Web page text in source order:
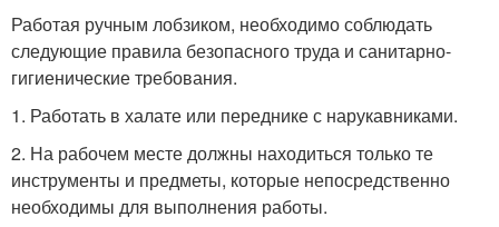
Работая ручным лобзиком, необходимо соблюдать
следующие правила безопасного труда и санитарно-
гигиенические требования.
1. Работать в халате или переднике с нарукавниками.
2. На рабочем месте должны находиться только те
инструмен­ты и предметы, которые непосредственно
необходимы для вы­полнения работы.